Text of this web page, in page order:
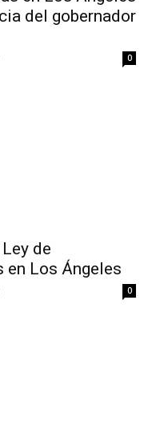
del gobernador
0
de
en Los Ángeles
0